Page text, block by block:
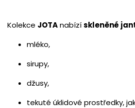
Kolekce JOTAnabízískleněné
mléko,
sirupy,
džusy,
tekuté úklidové prostředky,